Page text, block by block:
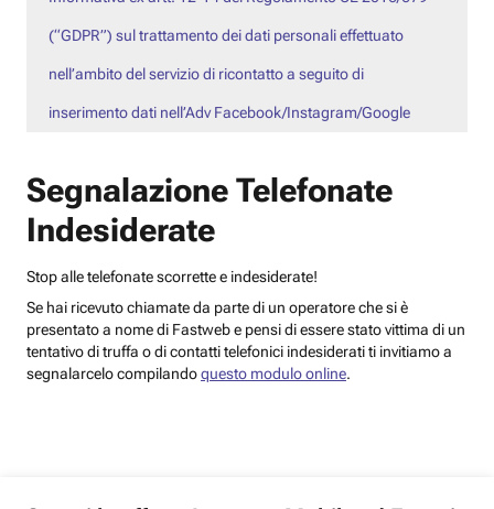
(“GDPR”) sul trattamento dei dati personali effettuato
nell’ambito del servizio di ricontatto a seguito di
inserimento dati nell’Adv Facebook/Instagram/Google
Segnalazione Telefonate
Indesiderate
Stop alle telefonate scorrette e indesiderate!
Se hai ricevuto chiamate da parte di un operatore che si è
presentato a nome di Fastweb e pensi di essere stato vittima di un
tentativo di truffa o di contatti telefonici indesiderati ti invitiamo a
segnalarcelo compilandoquesto modulo online.